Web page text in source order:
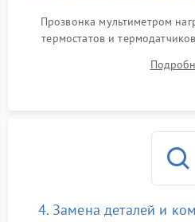
Прозвонка мультиметром
термостатов и
модуля, реле, диодных мостов
индукции). Проверка кранов и
4. Замена деталей и